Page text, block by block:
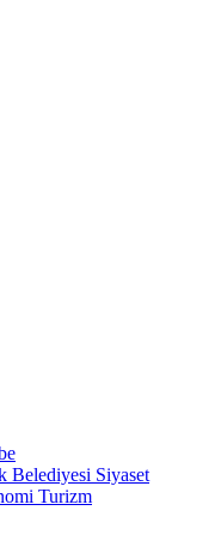
Belediyesi Siyaset
Turizm